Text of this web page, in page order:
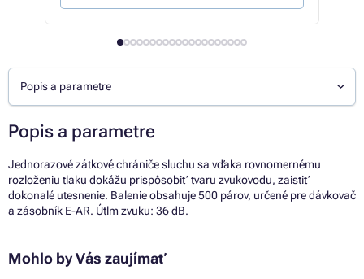
Popis a parametre
Popis a parametre
Jednorazové zátkové chrániče sluchu sa vďaka rovnomernému
rozloženiu tlaku dokážu prispôsobiť tvaru zvukovodu, zaistiť
dokonalé utesnenie. Balenie obsahuje 500 párov, určené pre dávkovač
a zásobník E-AR. Útlm zvuku: 36 dB.
Mohlo by Vás zaujímať